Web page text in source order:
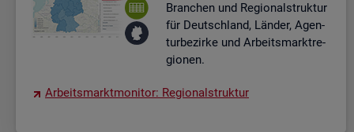
Bran­chen und Re­gio­nal­struk­tur
für Deutsch­land, Län­der, Agen­
tur­be­zir­ke und Ar­beits­markt­re­
gio­nen.
Ar­beits­markt­mo­ni­tor: Re­gio­nal­struk­tur